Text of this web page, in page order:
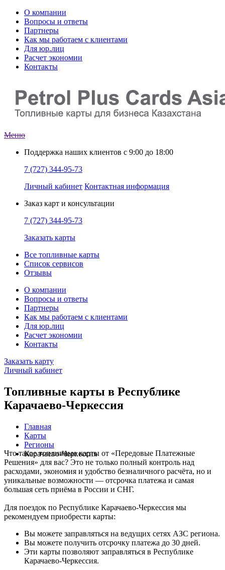
О компании
Вопросы и ответы
Партнеры
Как мы работаем с клиентами
Для юр.лиц
Расчет экономии
Контакты
Меню
Поддержка наших клиентов с 9:00 до 18:00
7 (727) 344-95-73
Личный кабинет Контактная информация
Заказ карт и консультации
7 (727) 344-95-73
Заказать карты
Все топливные карты
Список сервисов
Отзывы
О компании
Вопросы и ответы
Партнеры
Как мы работаем с клиентами
Для юр.лиц
Расчет экономии
Контакты
Заказать карту
Личный кабинет
Топливные карты в Республике
Карачаево-Черкессия
Главная
Карты
Регионы
Карачаево-Черкессия
Что такое топливные карты от «Передовые Платежные
Решения» для вас? Это не только полный контроль над
расходами, экономия и удобство безналичного расчёта, но и
уникальные возможности — отсрочка платежа и самая
большая сеть приёма в России и СНГ.
Для поездок по Республике Карачаево-Черкессия мы
рекомендуем приобрести карты:
Вы можете заправляться на ведущих сетях АЗС региона.
Вы можете получить отсрочку платежа до 30 дней.
Эти карты позволяют заправляться в Республике
Карачаево-Черкессия.